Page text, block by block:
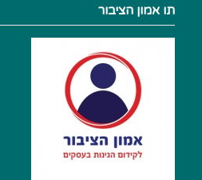
תו אמון הציבור